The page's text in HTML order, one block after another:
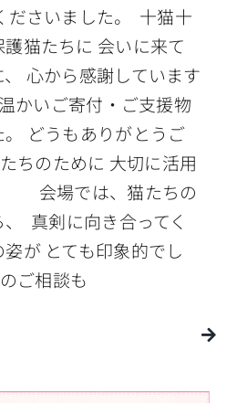
ださいました。 十猫十
猫たちに 会いに来て
心から感謝しています
かいご寄付・ご支援物
どうもありがとうご
ちのために 大切に活用
会場では、猫たちの
真剣に向き合ってく
が とても印象的でし
ご相談も